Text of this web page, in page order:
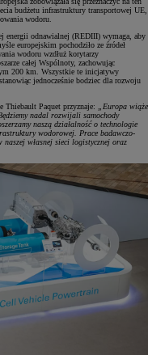
budżetu infrastruktury transportowej UE,
wodoru.
energii odnawialnej (REDIII) wymaga, aby
europejskim pochodziło ze źródeł
wodoru wzdłuż korytarzy
całej Wspólnoty, zachowując
200 km. Wszystkie te inicjatywy
jednocześnie bodziec dla rozwoju
Paquet przyznaje:
„Europa wiąże
nadal rozwijali samochody
naszą działalność o technologie
wodorowej. Prace badawczo-
własnej sieci logistycznej oraz